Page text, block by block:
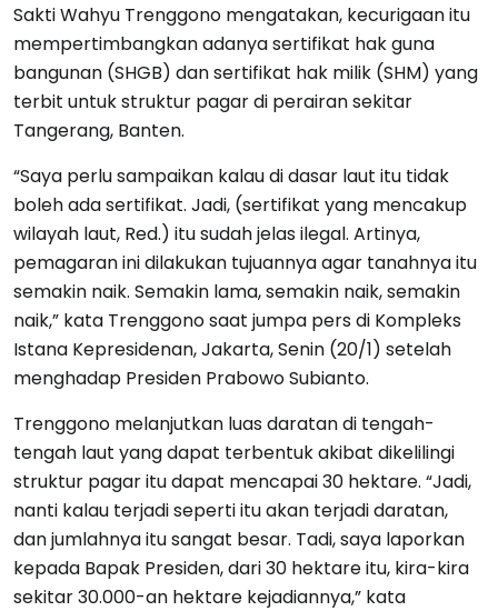
Sakti Wahyu Trenggono mengatakan, kecurigaan itu
mempertimbangkan adanya sertifikat hak guna
bangunan (SHGB) dan sertifikat hak milik (SHM) yang
terbit untuk struktur pagar di perairan sekitar
Tangerang, Banten.
“Saya perlu sampaikan kalau di dasar laut itu tidak
boleh ada sertifikat. Jadi, (sertifikat yang mencakup
wilayah laut, Red.) itu sudah jelas ilegal. Artinya,
pemagaran ini dilakukan tujuannya agar tanahnya itu
semakin naik. Semakin lama, semakin naik, semakin
naik,” kata Trenggono saat jumpa pers di Kompleks
Istana Kepresidenan, Jakarta, Senin (20/1) setelah
menghadap Presiden Prabowo Subianto.
Trenggono melanjutkan luas daratan di tengah-
tengah laut yang dapat terbentuk akibat dikelilingi
struktur pagar itu dapat mencapai 30 hektare. “Jadi,
nanti kalau terjadi seperti itu akan terjadi daratan,
dan jumlahnya itu sangat besar. Tadi, saya laporkan
kepada Bapak Presiden, dari 30 hektare itu, kira-kira
sekitar 30.000-an hektare kejadiannya,” kata